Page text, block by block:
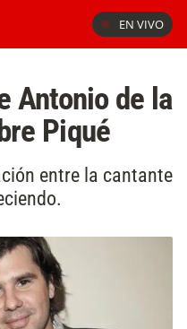
EN VIVO
Antonio de la
Piqué
entre la cantante